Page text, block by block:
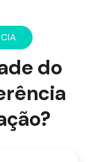
do